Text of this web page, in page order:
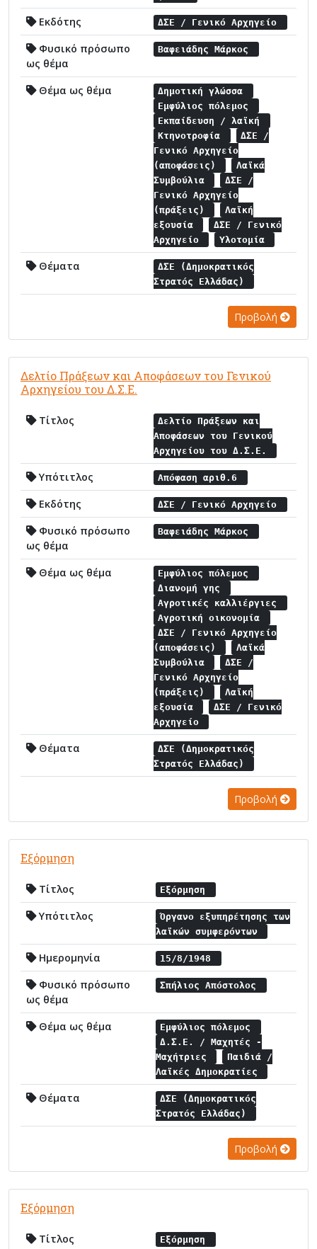
Εκδότης ΔΣΕ / Γενικό Αρχηγείο
Φυσικό πρόσωπο
ως θέμα
Βαφειάδης Μάρκος
Θέμα ως θέμα
Δημοτική γλώσσα
Εμφύλιος πόλεμος
Εκπαίδευση / λαϊκή
Κτηνοτροφία
ΔΣΕ /
Γενικό Αρχηγείο
(αποφάσεις)
Λαϊκά
Συμβούλια
ΔΣΕ /
Γενικό Αρχηγείο
(πράξεις)
Λαϊκή
εξουσία
ΔΣΕ / Γενικό
Αρχηγείο
Υλοτομία
Θέματα
ΔΣΕ (Δημοκρατικός
Στρατός Ελλάδας)
Προβολή
Δελτίο Πράξεων και Αποφάσεων του Γενικού
Αρχηγείου του Δ.Σ.Ε.
Τίτλος
Δελτίο Πράξεων και
Αποφάσεων του Γενικού
Αρχηγείου του Δ.Σ.Ε.
Υπότιτλος Απόφαση αριθ.6
Εκδότης ΔΣΕ / Γενικό Αρχηγείο
Φυσικό πρόσωπο
ως θέμα
Βαφειάδης Μάρκος
Θέμα ως θέμα
Εμφύλιος πόλεμος
Διανομή γης
Αγροτικές καλλιέργιες
Αγροτική οικονομία
ΔΣΕ / Γενικό Αρχηγείο
(αποφάσεις)
Λαϊκά
Συμβούλια
ΔΣΕ /
Γενικό Αρχηγείο
(πράξεις)
Λαϊκή
εξουσία
ΔΣΕ / Γενικό
Αρχηγείο
Θέματα
ΔΣΕ (Δημοκρατικός
Στρατός Ελλάδας)
Προβολή
Εξόρμηση
Τίτλος Εξόρμηση
Υπότιτλος
Όργανο εξυπηρέτησης των
λαϊκών συμφερόντων
Ημερομηνία 15/8/1948
Φυσικό πρόσωπο
ως θέμα
Σπήλιος Απόστολος
Θέμα ως θέμα
Εμφύλιος πόλεμος
Δ.Σ.Ε. / Μαχητές -
Μαχήτριες
Παιδιά /
Λαϊκές Δημοκρατίες
Θέματα
ΔΣΕ (Δημοκρατικός
Στρατός Ελλάδας)
Προβολή
Εξόρμηση
Τίτλος Εξόρμηση